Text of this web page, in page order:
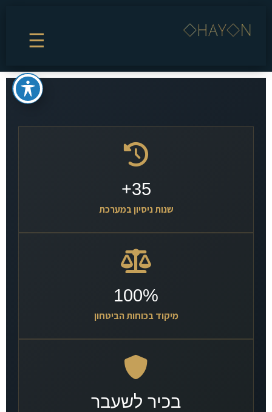
☰
35+
שנות ניסיון במערכת
100%
מיקוד בכוחות הביטחון
בכיר לשעבר